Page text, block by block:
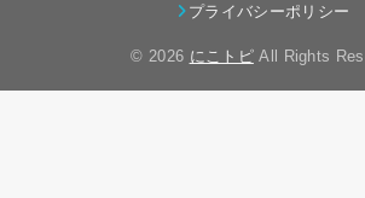
プライバシーポリシー
© 2026 にこトピAll Rights